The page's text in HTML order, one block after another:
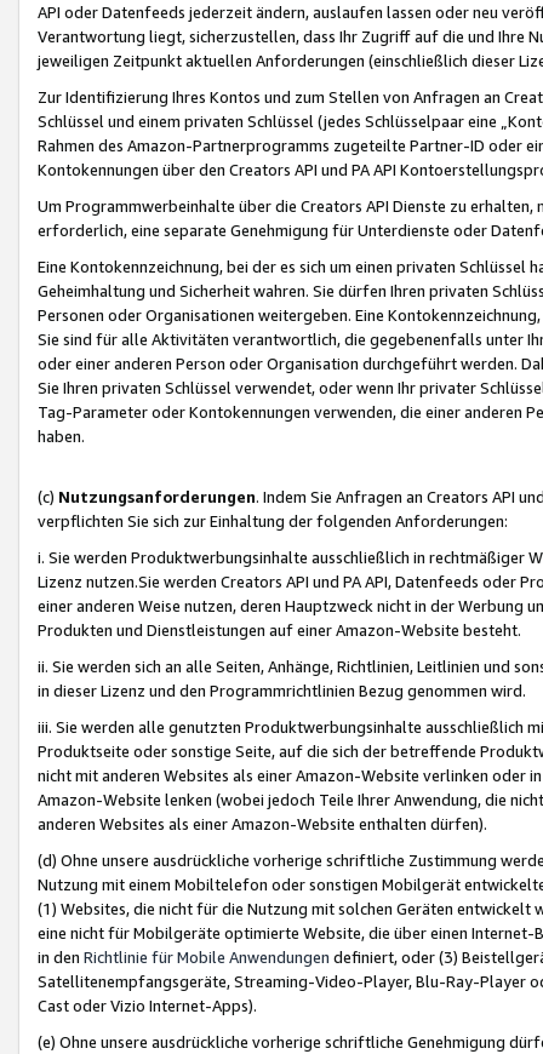
API oder Datenfeeds jederzeit ändern, auslaufen lassen oder neu
Verantwortung liegt, sicherzustellen, dass Ihr Zugriff auf die und Ihre
jeweiligen Zeitpunkt aktuellen Anforderungen (einschließlich dieser
Zur Identifizierung Ihres Kontos und zum Stellen von Anfragen an
Schlüssel und einem privaten Schlüssel (jedes Schlüsselpaar eine
Rahmen des Amazon-Partnerprogramms zugeteilte Partner-ID oder
Kontokennungen über den Creators API und PA API
Um Programmwerbeinhalte über die Creators API Dienste zu
erforderlich, eine separate Genehmigung für Unterdienste oder
Eine Kontokennzeichnung, bei der es sich um einen privaten
Geheimhaltung und Sicherheit wahren. Sie dürfen Ihren privaten
Personen oder Organisationen weitergeben. Eine
Sie sind für alle Aktivitäten verantwortlich, die gegebenenfalls unter
oder einer anderen Person oder Organisation durchgeführt werden.
Sie Ihren privaten Schlüssel verwendet, oder wenn Ihr privater
Tag-Parameter oder Kontokennungen verwenden, die einer anderen
haben.
(c) Nutzungsanforderungen. Indem Sie Anfragen an Creators API
verpflichten Sie sich zur Einhaltung der folgenden Anforderungen:
i. Sie werden Produktwerbungsinhalte ausschließlich in rechtmäßiger
Lizenz nutzen.Sie werden Creators API und PA API, Datenfeeds oder
einer anderen Weise nutzen, deren Hauptzweck nicht in der Werbung
Produkten und Dienstleistungen auf einer Amazon-Website besteht.
ii. Sie werden sich an alle Seiten, Anhänge, Richtlinien, Leitlinien und
in dieser Lizenz und den Programmrichtlinien Bezug genommen wird.
iii. Sie werden alle genutzten Produktwerbungsinhalte ausschließlich
Produktseite oder sonstige Seite, auf die sich der betreffende
nicht mit anderen Websites als einer Amazon-Website verlinken oder
Amazon-Website lenken (wobei jedoch Teile Ihrer Anwendung, die
anderen Websites als einer Amazon-Website enthalten dürfen).
(d) Ohne unsere ausdrückliche vorherige schriftliche Zustimmung
Nutzung mit einem Mobiltelefon oder sonstigen Mobilgerät
(1) Websites, die nicht für die Nutzung mit solchen Geräten
eine nicht für Mobilgeräte optimierte Website, die über einen
in den Richtlinie für Mobile Anwendungen definiert, oder (3)
Satellitenempfangsgeräte, Streaming-Video-Player, Blu-Ray-Player
Cast oder Vizio Internet-Apps).
(e) Ohne unsere ausdrückliche vorherige schriftliche Genehmigung